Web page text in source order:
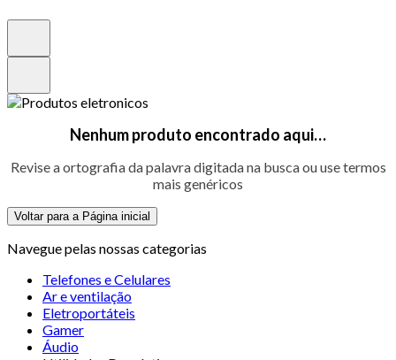
Nenhum produto encontrado aqui…
Revise a ortografia da palavra digitada na busca ou use termos
mais genéricos
Voltar para a Página inicial
Navegue pelas nossas categorias
Telefones e Celulares
Ar e ventilação
Eletroportáteis
Gamer
Áudio